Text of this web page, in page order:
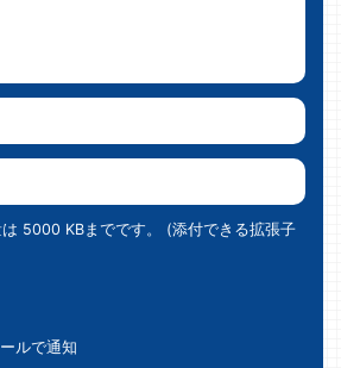
5000 KBまでです。 (添付できる拡張子
ルで通知